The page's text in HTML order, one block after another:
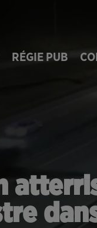
RÉGIE PUB